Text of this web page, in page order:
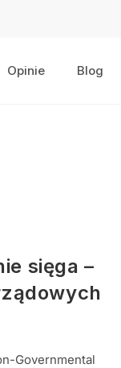
Opinie Blog
sięga –
Governmental